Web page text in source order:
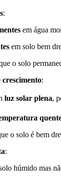
:
em água
em solo bem
o solo
crescimento:
luz solar plena,
o solo é bem
:
húmido mas